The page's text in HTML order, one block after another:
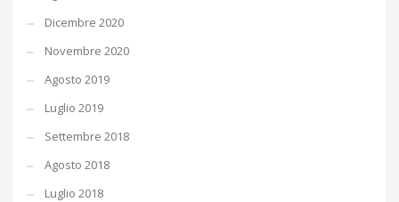
Dicembre 2020
Novembre 2020
Agosto 2019
Luglio 2019
Settembre 2018
Agosto 2018
Luglio 2018